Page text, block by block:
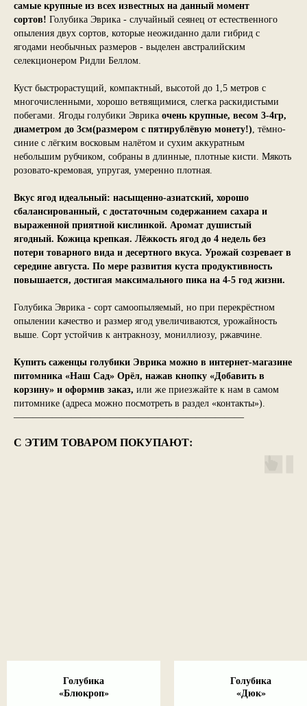
самые крупные из всех известных на данный момент
сортов! Голубика Эврика - случайный сеянец от естественного
опыления двух сортов, которые неожиданно дали гибрид с
ягодами необычных размеров - выделен австралийским
селекционером Ридли Беллом.
Куст быстрорастущий, компактный, высотой до 1,5 метров с
многочисленными, хорошо ветвящимися, слегка раскидистыми
побегами. Ягоды голубики Эврика очень крупные, весом 3-4гр,
диаметром до 3см(размером с пятирублёвую монету!), тёмно-
синие с лёгким восковым налётом и сухим аккуратным
небольшим рубчиком, собраны в длинные, плотные кисти. Мякоть
розовато-кремовая, упругая, умеренно плотная.
Вкус ягод идеальный: насыщенно-азиатский, хорошо
сбалансированный, с достаточным содержанием сахара и
выраженной приятной кислинкой. Аромат душистый
ягодный. Кожица крепкая. Лёжкость ягод до 4 недель без
потери товарного вида и десертного вкуса. Урожай созревает в
середине августа. По мере развития куста продуктивность
повышается, достигая максимального пика на 4-5 год жизни.
Голубика Эврика - сорт самоопыляемый, но при перекрёстном
опылении качество и размер ягод увеличиваются, урожайность
выше. Сорт устойчив к антракнозу, мониллиозу, ржавчине.
Купить саженцы голубики Эврика можно в интернет-магазине
питомника «Наш Сад» Орёл, нажав кнопку «Добавить в
корзину» и оформив заказ, или же приезжайте к нам в самом
питомнике (адреса можно посмотреть в раздел «контакты»).
————————————————————————
С ЭТИМ ТОВАРОМ ПОКУПАЮТ:
Голубика
«Блюкроп»
Голубика
«Дюк»